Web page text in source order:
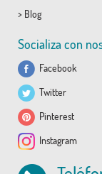
> Blog
Socializa con
Facebook
Twitter
Pinterest
Instagram